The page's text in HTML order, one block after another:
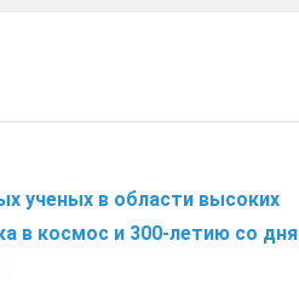
ученых в области высоких
в космос и 300-летию со дня